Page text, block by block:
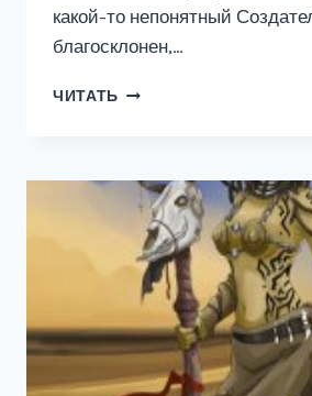
какой-то непонятный
благосклонен,…
ЧИТАТЬ ПРИЗВАННЫЙ